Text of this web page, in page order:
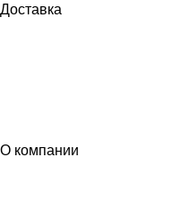
Доставка
О компании